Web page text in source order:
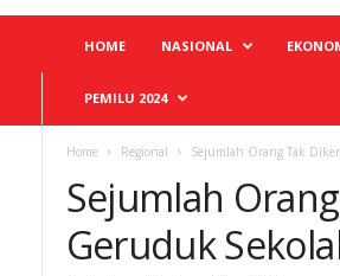
HOME NASIONAL
PEMILU 2024
Home Regional Sejumlah Orang Tak
Sejumlah
Geruduk